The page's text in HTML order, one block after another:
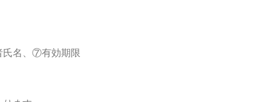
、⑦有効期限